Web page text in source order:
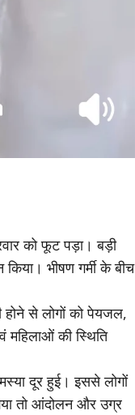
को फूट पड़ा। बड़ी
भीषण गर्मी के बीच
होने से लोगों को पेयजल,
महिलाओं की स्थिति
दूर हुई। इससे लोगों
तो आंदोलन और उग्र